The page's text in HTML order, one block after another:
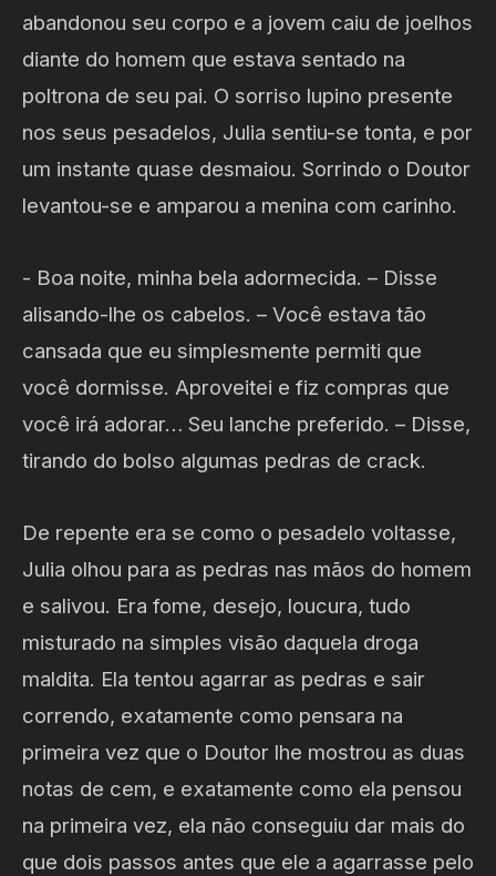
abandonou seu corpo e a jovem caiu de joelhos
diante do homem que estava sentado na
poltrona de seu pai. O sorriso lupino presente
nos seus pesadelos, Julia sentiu-se tonta, e por
um instante quase desmaiou. Sorrindo o Doutor
levantou-se e amparou a menina com carinho.
- Boa noite, minha bela adormecida. – Disse
alisando-lhe os cabelos. – Você estava tão
cansada que eu simplesmente permiti que
você dormisse. Aproveitei e fiz compras que
você irá adorar… Seu lanche preferido. – Disse,
tirando do bolso algumas pedras de crack.
De repente era se como o pesadelo voltasse,
Julia olhou para as pedras nas mãos do homem
e salivou. Era fome, desejo, loucura, tudo
misturado na simples visão daquela droga
maldita. Ela tentou agarrar as pedras e sair
correndo, exatamente como pensara na
primeira vez que o Doutor lhe mostrou as duas
notas de cem, e exatamente como ela pensou
na primeira vez, ela não conseguiu dar mais do
que dois passos antes que ele a agarrasse pelo